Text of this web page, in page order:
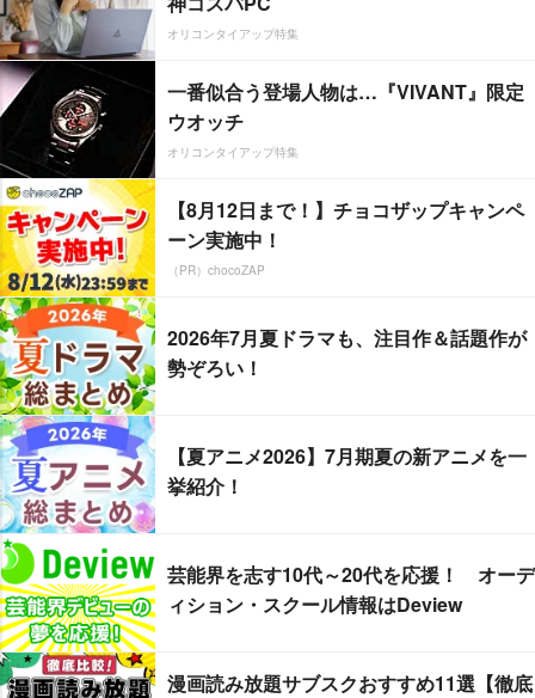
オリコンタイアップ特集
一番似合う登場人物は…『VIVANT』限定
ウオッチ
オリコンタイアップ特集
【8月12日まで！】チョコザップキャンペ
ーン実施中！
（PR）chocoZAP
2026年7月夏ドラマも、注目作＆話題作が
勢ぞろい！
【夏アニメ2026】7月期夏の新アニメを一
挙紹介！
芸能界を志す10代～20代を応援！ オーデ
ィション・スクール情報はDeview
漫画読み放題サブスクおすすめ11選【徹底